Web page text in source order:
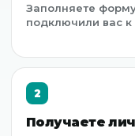
Заполняете
подключили вас
2
Получаете